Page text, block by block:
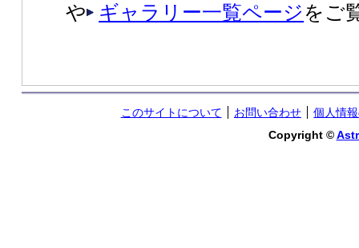
や
ギャラリー一覧ページ をご
このサイトについて お問い合わせ
個人情
Copyright ©